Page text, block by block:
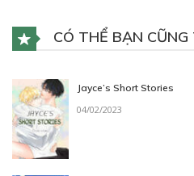
CÓ THỂ BẠN CŨNG
Jayce’s Short Stories
04/02/2023